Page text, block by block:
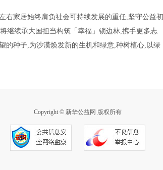
右家居始终肩负社会可持续发展的重任,坚守公益初
继续承大国担当构筑「幸福」锁边林,携手更多志
的种子,为沙漠焕发新的生机和绿意,种树植心,以绿
Copyright © 新华公益网 版权所有